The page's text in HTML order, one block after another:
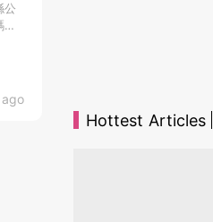
公
Hottest Articles